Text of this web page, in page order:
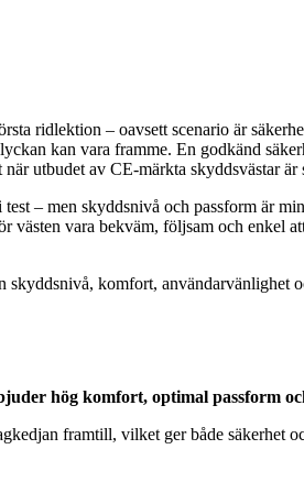
ridlektion – oavsett scenario är
kan vara framme. En godkänd
utbudet av CE-märkta skyddsvästar är
– men skyddsnivå och passform är
västen vara bekväm, följsam och
komfort,
hög komfort, optimal passform
framtill, vilket ger både säkerhet